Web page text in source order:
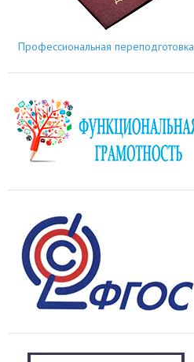
Профессиональная переподготовка